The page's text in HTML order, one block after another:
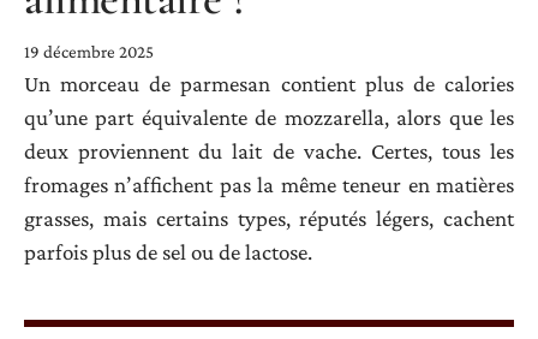
19 décembre 2025
Un morceau de parmesan contient plus de calories
qu’une part équivalente de mozzarella, alors que les
deux proviennent du lait de vache. Certes, tous les
fromages n’affichent pas la même teneur en matières
grasses, mais certains types, réputés légers, cachent
parfois plus de sel ou de lactose.